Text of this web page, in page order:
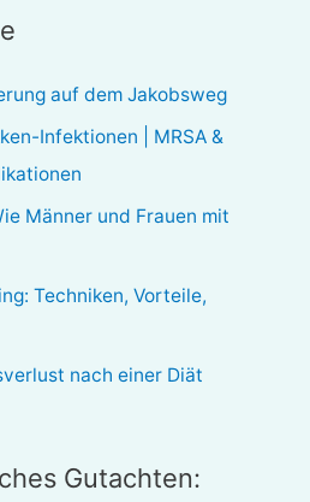
auf dem Jakobsweg
Infektionen | MRSA &
Männer und Frauen mit
Techniken, Vorteile,
nach einer Diät
Gutachten: